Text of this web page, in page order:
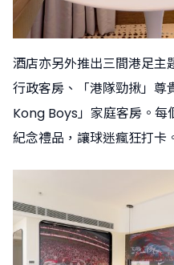
酒店亦另外推出三間港足主
行政客房、「港隊勁揪」
Kong Boys」家庭客房。每
紀念禮品，讓球迷瘋狂打卡